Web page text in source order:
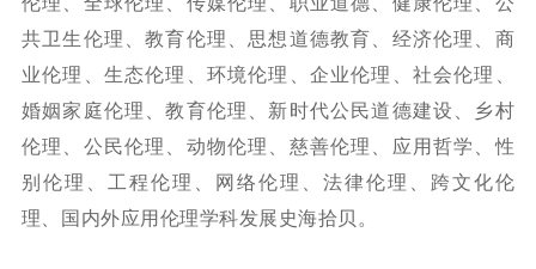
共卫生伦理、教育伦理、思想道德教育、经济伦理、商
业伦理、生态伦理、环境伦理、企业伦理、社会伦理、
婚姻家庭伦理、教育伦理、新时代公民道德建设、乡村
伦理、公民伦理、动物伦理、慈善伦理、应用哲学、性
别伦理、工程伦理、网络伦理、法律伦理、 跨文化伦
理、
国内外应用伦理学科发展史海拾贝。